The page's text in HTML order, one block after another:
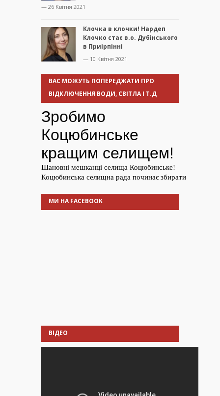
— 26 Квітня 2021
Клочка в клочки! Нардеп
Клочко стає в.о. Дубінського
в Приірпінні
— 10 Квітня 2021
ВАС МОЖУТЬ ПОПЕРЕДЖАТИ ПРО
ВІДКЛЮЧЕННЯ ВОДИ, СВІТЛА І Т.Д
МИ НА FACEBOOK
ВІДЕО